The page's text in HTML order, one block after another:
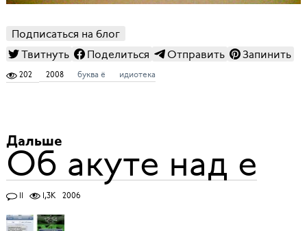
Подписаться на блог
Твитнуть
Поделиться Отправить Запинить
202 2008 буква ё идиотека
Дальше
Об акуте над е
11 1,3K 2006